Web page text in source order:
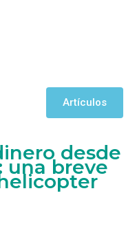
Artículos
desde
una breve